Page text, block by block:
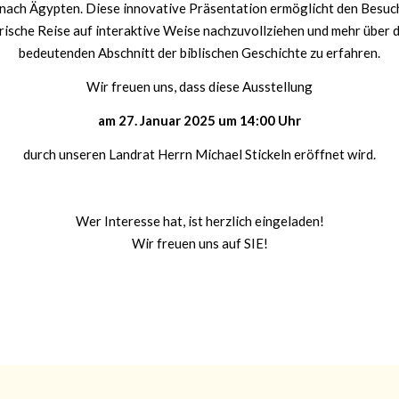
Ägypten. Diese innovative Präsentation ermöglicht den
Reise auf interaktive Weise nachzuvollziehen und mehr über
bedeutenden Abschnitt der biblischen Geschichte zu erfahren.
Wir freuen uns, dass diese Ausstellung
am 27. Januar 2025 um 14:00 Uhr
durch unseren Landrat Herrn Michael Stickeln eröffnet wird.
Wer Interesse hat, ist herzlich eingeladen!
Wir freuen uns auf SIE!